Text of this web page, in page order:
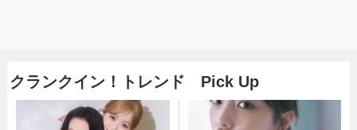
クランクイン！トレンド Pick Up